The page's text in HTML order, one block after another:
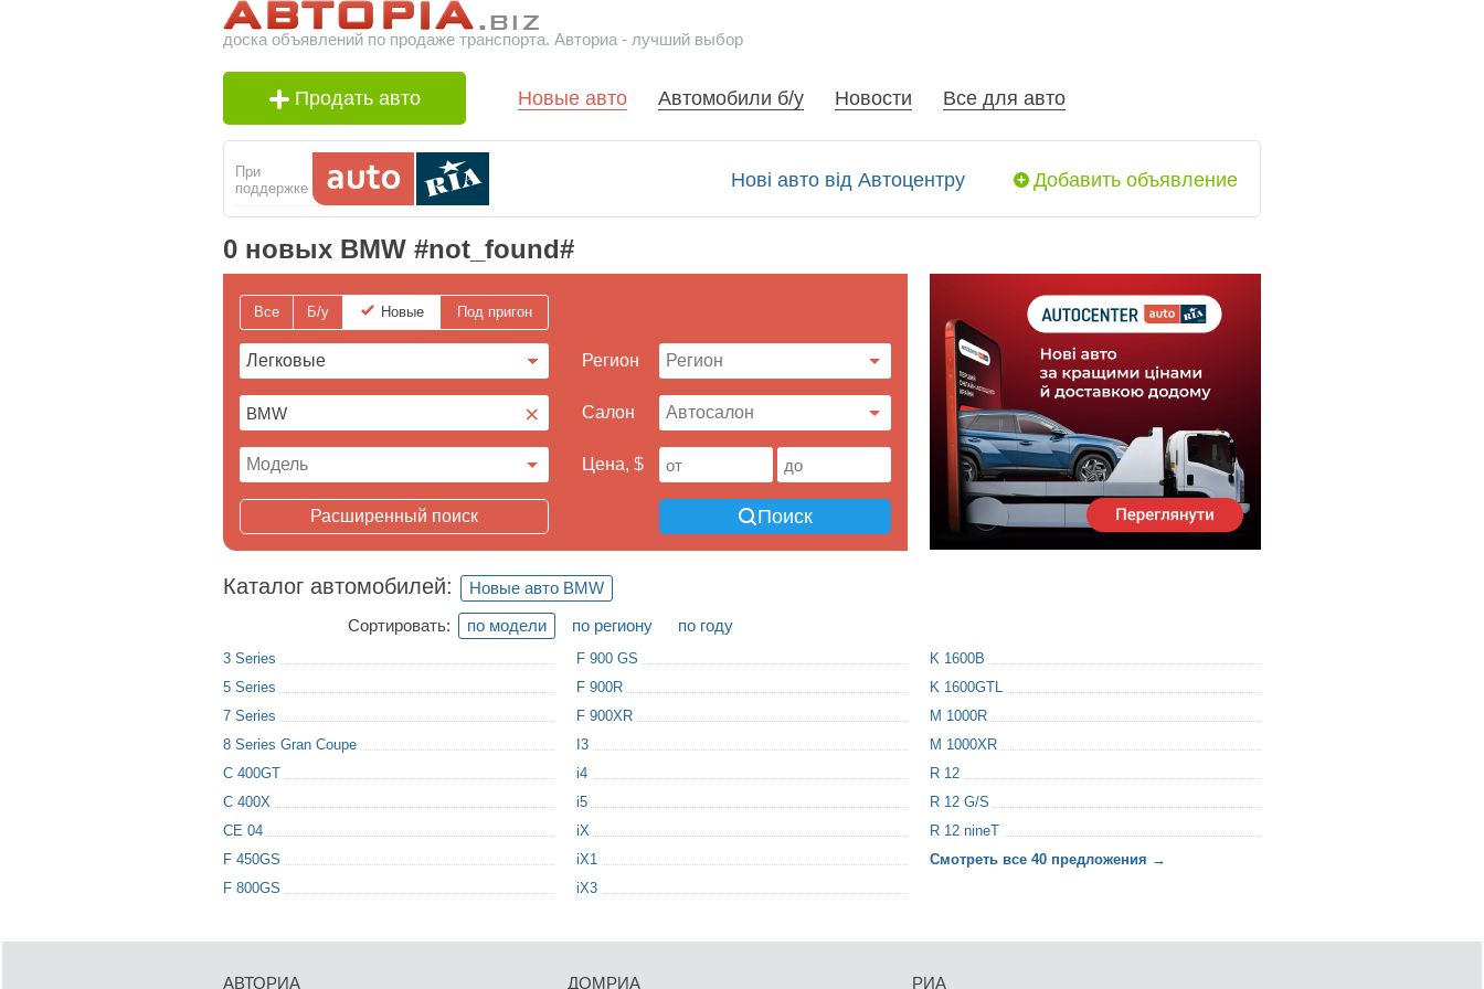
доска объявлений по продаже транспорта. Авториа - лучший выбор
Продать авто Новые авто Автомобили б/у Новости Все для авто
При
поддержке
Нові авто від Автоцентру Добавить объявление
0 новых BMW #not_found#
Все Б/у Новые Под пригон
×
Регион
Cалон
Цена, $
Расширенный поиск Поиск
Каталог автомобилей:
Новые авто BMW
Сортировать:
по модели по региону по году
3 Series
5 Series
7 Series
8 Series Gran Coupe
C 400GT
C 400X
CE 04
F 450GS
F 800GS
F 900 GS
F 900R
F 900XR
I3
i4
i5
iX
iX1
iX3
K 1600B
K 1600GTL
M 1000R
M 1000XR
R 12
R 12 G/S
R 12 nineT
Смотреть все 40 предложения →
АВТОРИА ДОМРИА РИА